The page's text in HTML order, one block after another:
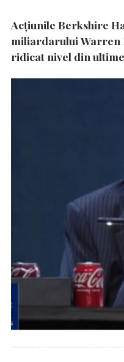
Acțiunile Berkshire
miliardarului Warren
ridicat nivel din